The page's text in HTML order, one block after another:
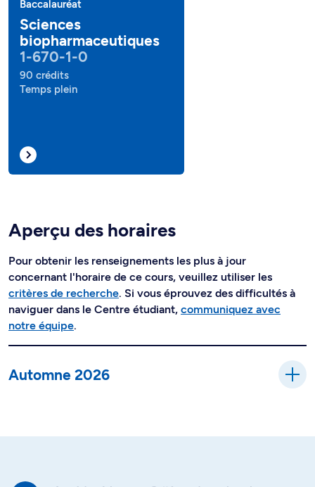
Baccalauréat
Sciences
biopharmaceutiques
1-670-1-0
90 crédits
Temps plein
Aperçu des horaires
Pour obtenir les renseignements les plus à jour
concernant l'horaire de ce cours, veuillez utiliser les
critères de recherche. Si vous éprouvez des difficultés à
naviguer dans le Centre étudiant, communiquez avec
notre équipe.
Automne 2026